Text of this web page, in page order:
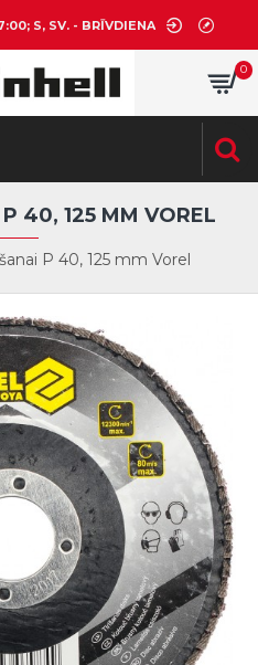
S, SV. - BRĪVDIENA
0
P 40, 125 mm Vorel
40, 125 MM VOREL